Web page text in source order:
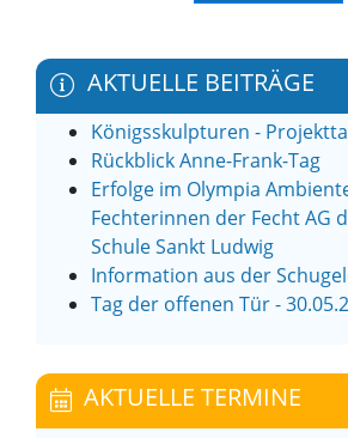
AKTUELLE BEITRÄGE
Königsskulpturen -
Rückblick Anne-Frank-Tag
Erfolge im Olympia
Fechterinnen der Fecht AG
Schule Sankt Ludwig
Information aus der
Tag der offenen Tür -
AKTUELLE TERMINE